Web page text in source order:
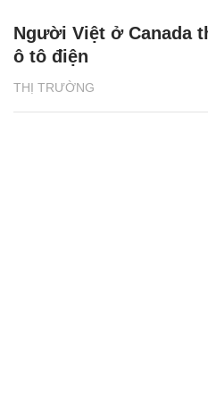
THỊ TRƯỜNG
Người Việt ở Canada
ô tô điện